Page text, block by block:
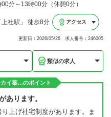
分～13時00分（休憩0分）
社駅」 徒歩8分 アクセス
更新日：2026/05/26 求人番号：246005
類似の求人
イ薬…のポイント
あります。
上げ社宅制度があります。ま